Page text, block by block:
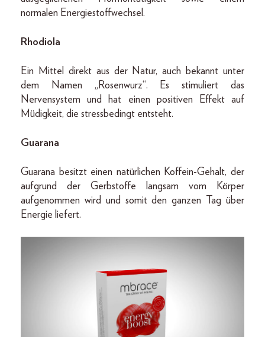
normalen Energiestoffwechsel.
Rhodiola
Ein Mittel direkt aus der Natur, auch bekannt unter
dem Namen „Rosenwurz“. Es stimuliert das
Nervensystem und hat einen positiven Effekt auf
Müdigkeit, die stressbedingt entsteht.
Guarana
Guarana besitzt einen natürlichen Koffein-Gehalt, der
aufgrund der Gerbstoffe langsam vom Körper
aufgenommen wird und somit den ganzen Tag über
Energie liefert.